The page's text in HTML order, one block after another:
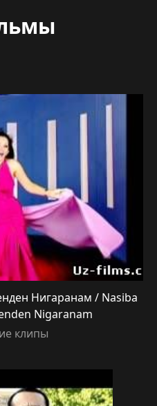
Нигаранам / Nasiba
Nigaranam
клипы